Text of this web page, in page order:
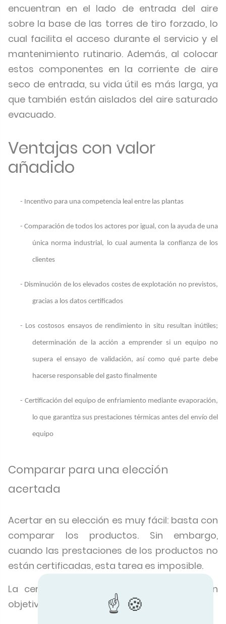
encuentran en el lado de entrada del aire
sobre la base de las torres de tiro forzado, lo
cual facilita el acceso durante el servicio y el
mantenimiento rutinario. Además, al colocar
estos componentes en la corriente de aire
seco de entrada, su vida útil es más larga, ya
que también están aislados del aire saturado
evacuado.
Ventajas con valor
añadido
- Incentivo para una competencia leal entre las plantas
- Comparación de todos los actores por igual, con la ayuda de una
única norma industrial, lo cual aumenta la confianza de los
clientes
- Disminución de los elevados costes de explotación no previstos,
gracias a los datos certificados
- Los costosos ensayos de rendimiento in situ resultan inútiles;
determinación de la acción a emprender si un equipo no
supera el ensayo de validación, así como qué parte debe
hacerse responsable del gasto finalmente
- Certificación del equipo de enfriamiento mediante evaporación,
lo que garantiza sus prestaciones térmicas antes del envío del
equipo
Comparar para una elección
acertada
Acertar en su elección es muy fácil: basta con
comparar los productos. Sin embargo,
cuando las prestaciones de los productos no
están certificadas, esta tarea es imposible.
La certificación favorece una comparación
objetiva.